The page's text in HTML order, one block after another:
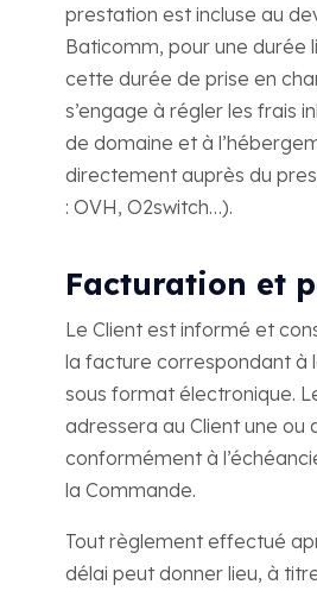
prestation est incluse au
Baticomm, pour une durée
cette durée de prise en
s’engage à régler les frais
de domaine et à
directement auprès du
: OVH, O2switch…).
Facturation et
Le Client est informé et
la facture correspondant à
sous format électronique.
adressera au Client une ou
conformément à
la Commande.
Tout règlement effectué
délai peut donner lieu, à